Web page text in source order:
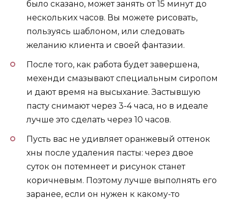
было сказано, может занять от 15 минут до
нескольких часов. Вы можете рисовать,
пользуясь шаблоном, или следовать
желанию клиента и своей фантазии.
После того, как работа будет завершена,
мехенди смазывают специальным сиропом
и дают время на высыхание. Застывшую
пасту снимают через 3-4 часа, но в идеале
лучше это сделать через 10 часов.
Пусть вас не удивляет оранжевый оттенок
хны после удаления пасты: через двое
суток он потемнеет и рисунок станет
коричневым. Поэтому лучше выполнять его
заранее, если он нужен к какому-то